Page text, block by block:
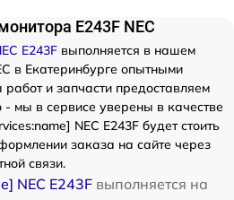
E243F NEC
E243F выполняется в нашем
в Екатеринбурге опытными
и запчасти предоставляем
мы в сервисе уверены в качестве
NEC E243F будет стоить
заказа на сайте через
связи.
NEC E243F выполняется на